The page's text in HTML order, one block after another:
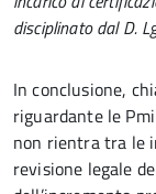
disciplinato dal D.
In conclusione,
riguardante le
non rientra tra le
revisione legale